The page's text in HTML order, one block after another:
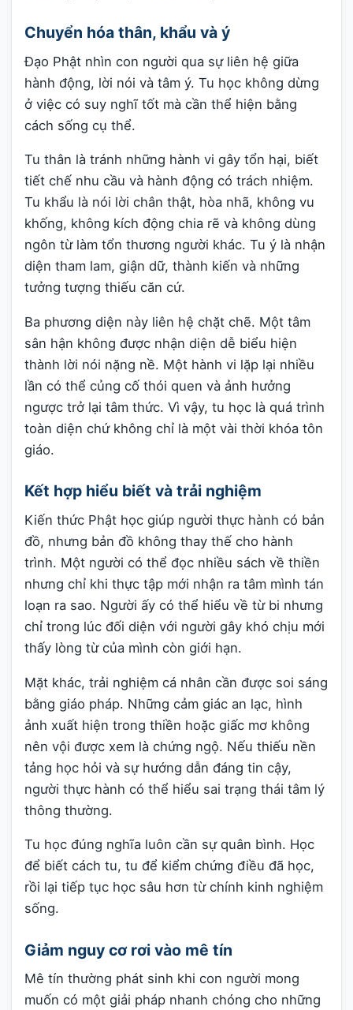
Chuyển hóa thân, khẩu và ý
Đạo Phật nhìn con người qua sự liên hệ giữa
hành động, lời nói và tâm ý. Tu học không dừng
ở việc có suy nghĩ tốt mà cần thể hiện bằng
cách sống cụ thể.
Tu thân là tránh những hành vi gây tổn hại, biết
tiết chế nhu cầu và hành động có trách nhiệm.
Tu khẩu là nói lời chân thật, hòa nhã, không vu
khống, không kích động chia rẽ và không dùng
ngôn từ làm tổn thương người khác. Tu ý là nhận
diện tham lam, giận dữ, thành kiến và những
tưởng tượng thiếu căn cứ.
Ba phương diện này liên hệ chặt chẽ. Một tâm
sân hận không được nhận diện dễ biểu hiện
thành lời nói nặng nề. Một hành vi lặp lại nhiều
lần có thể củng cố thói quen và ảnh hưởng
ngược trở lại tâm thức. Vì vậy, tu học là quá trình
toàn diện chứ không chỉ là một vài thời khóa tôn
giáo.
Kết hợp hiểu biết và trải nghiệm
Kiến thức Phật học giúp người thực hành có bản
đồ, nhưng bản đồ không thay thế cho hành
trình. Một người có thể đọc nhiều sách về thiền
nhưng chỉ khi thực tập mới nhận ra tâm mình tán
loạn ra sao. Người ấy có thể hiểu về từ bi nhưng
chỉ trong lúc đối diện với người gây khó chịu mới
thấy lòng từ của mình còn giới hạn.
Mặt khác, trải nghiệm cá nhân cần được soi sáng
bằng giáo pháp. Những cảm giác an lạc, hình
ảnh xuất hiện trong thiền hoặc giấc mơ không
nên vội được xem là chứng ngộ. Nếu thiếu nền
tảng học hỏi và sự hướng dẫn đáng tin cậy,
người thực hành có thể hiểu sai trạng thái tâm lý
thông thường.
Tu học đúng nghĩa luôn cần sự quân bình. Học
để biết cách tu, tu để kiểm chứng điều đã học,
rồi lại tiếp tục học sâu hơn từ chính kinh nghiệm
sống.
Giảm nguy cơ rơi vào mê tín
Mê tín thường phát sinh khi con người mong
muốn có một giải pháp nhanh chóng cho những